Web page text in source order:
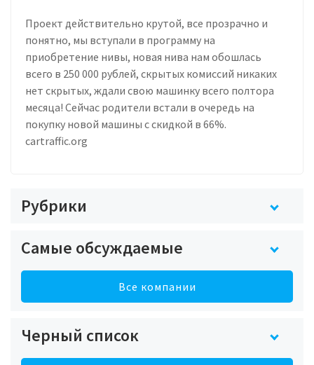
Проект действительно крутой, все прозрачно и
понятно, мы вступали в программу на
приобретение нивы, новая нива нам обошлась
всего в 250 000 рублей, скрытых комиссий никаких
нет скрытых, ждали свою машинку всего полтора
месяца! Сейчас родители встали в очередь на
покупку новой машины с скидкой в 66%.
cartraffic.org
Рубрики
Самые обсуждаемые
Все компании
Черный список